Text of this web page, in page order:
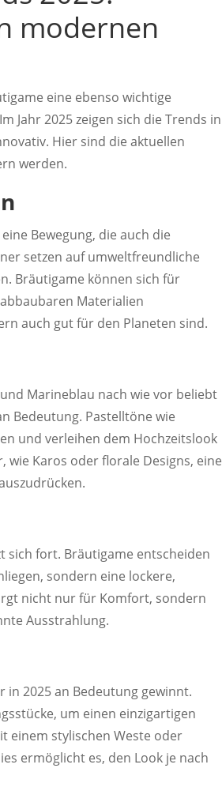
modernen
eine ebenso wichtige
Jahr 2025 zeigen sich die Trends in
Hier sind die aktuellen
werden.
Bewegung, die auch die
setzen auf umweltfreundliche
Bräutigame können sich für
Materialien
auch gut für den Planeten sind.
Marineblau nach wie vor beliebt
Bedeutung. Pastelltöne wie
und verleihen dem Hochzeitslook
wie Karos oder florale Designs, eine
sich fort. Bräutigame entscheiden
sondern eine lockere,
nicht nur für Komfort, sondern
Ausstrahlung.
2025 an Bedeutung gewinnt.
um einen einzigartigen
einem stylischen Weste oder
ermöglicht es, den Look je nach